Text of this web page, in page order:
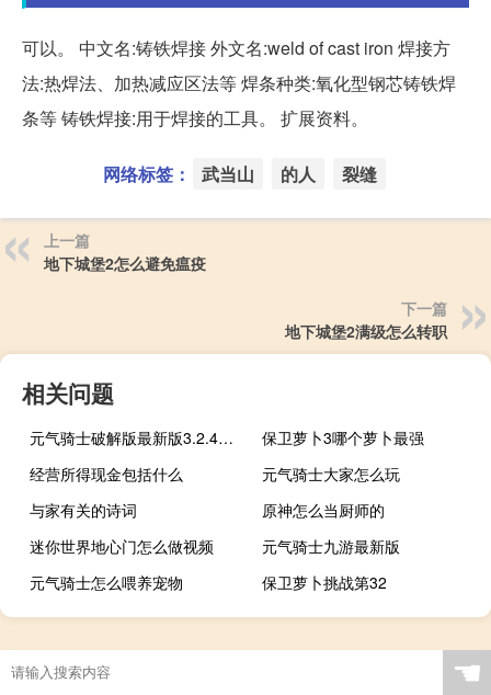
可以。 中文名:铸铁焊接 外文名:weld of cast iron 焊接方
法:热焊法、加热减应区法等 焊条种类:氧化型钢芯铸铁焊
条等 铸铁焊接:用于焊接的工具。 扩展资料。
网络标签： 武当山 的人 裂缝
上一篇
地下城堡2怎么避免瘟疫
下一篇
地下城堡2满级怎么转职
相关问题
元气骑士破解版最新版3.2.4远程联机秒杀
保卫萝卜3哪个萝卜最强
经营所得现金包括什么
元气骑士大家怎么玩
与家有关的诗词
原神怎么当厨师的
迷你世界地心门怎么做视频
元气骑士九游最新版
元气骑士怎么喂养宠物
保卫萝卜挑战第32
☚